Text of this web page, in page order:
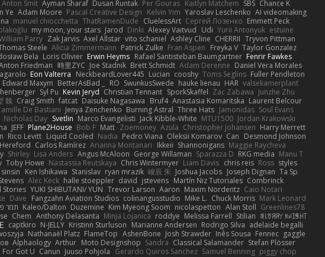
Anton Smit Ayman Sharaf Dusan Runtak Per Gouras Kaitlyn Matchem SBS Chance K
Ye Adam Moore Pascal Creative Design Kelvin Yim Yaroslav Leschenko AI videomaking
manuel chiocchetta ThatRamenDude CluelessArt Cергей Лозенко Emmett Peck
my moon, your stars Jarod Dinki Alexey Vaitvud Udi Yurii Antonyuk estuine
Parry Zak Jarvis Axel Allstar vito schaniel Ashley Cline CHERRII Tryvon Pittman
Steele Alicia Zimmermann Patrick Zulke Fran Aspen Freyka V Taylor Gonzalez
Bela Loris Olivier Erwin Heyms Rafael Santisteban Baumgartner Fenrir Fawkes
Friedman 時里ZYC Joe Stadnik Brett Schmidt Adam Derenne Daniel Vera Morales
Eon Valterra NeckbeardLover445 Lucian cooshy Toms Seglins Fuller Pendleton
Edward Maxym BetterAsBad _ RO SwunkusSwede hauke lienau HAR valsekamerplant
Syl Pu Kevin Jeryd Christian Tennant SporkSkaffel Zac Zabawa Junzhe Zhu
魏 Craig Smith fatcat Daisuke Nagasawa Bruf4 Anastasia Komaritska Laurent Belcour
De Bastiani Jenya Zenchenko Burning Astral Three Hats Jamonidas Soul Evans
Nicholas Day Svetlin Marco Evangelisti Jack Kibble-White MTU1500 Jordan Krakowski
JEFF Plane2House Bob F Matt Zoemoney Azula Christopher Johansen Harry Merrett
Rico Levitt Liquid Cooled Nadia Pedro Viana Oleksii Komarov Can Desmond Johnson
Carlos Ramírez Arianna Montanari Ikkeii Shannonigans Maggie Raycheva
Shirley Lisa Anders Angus McAloon George Willaman Sparazza D RKG media Manu T
Toby Howe Nastassia Reutskaya Chris Wintermyer Liam Davis chris reis Ross styles
sinsin Ken Ishikawa Stanislav ryan mrazik 峻辰 朱 Joshua Jacobs Joseph Dignan Ta Sp
Alec Keck halle stoeppler david jstevens Martín Niz Tutoriales Combrinck
Stories YUKI SHIBUTANI/ YUN Trevor Larson Aaron Maxim Nordentz Caio Notari
Dave Fangzahn Aviation Studios colinangusstudio Mike L. Chuck Morris Mark Leonard
תמר Kaleo/Dalton Duzemine Kim Myeong Soom nicolaspetton Alan Stoll Greenlines78
Chem Anthony Delasanta Minja Lojanica roddye Melissa Farrell Stilian ꌃ꒒ꀎꋪꋪꌩ ꀘꈤꀤꁅꃅ꓄
captkiro N-JELLY Kristinn Sturluson Marianne Andersen Rodrigo Silva adelaide begalli
Nathanaël Platz FlameTop AshenBone Josh Strawder Inês Sousa Fennec gaggle
Alphaology Arthur Moto Designshop Sandra Classical Salamander Stefan Plösser
For Got U Canun Juuso Pohjola Gerardo Quiros Sanchez Samuel Benning piggy chop